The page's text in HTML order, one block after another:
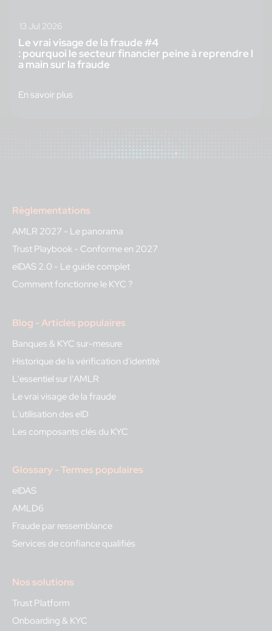
13 Jul 2026
Le vrai visage de la fraude #4
: pourquoi le secteur financier peine à reprendre l
a main sur la fraude
En savoir plus
Règlementations
AMLR 2027 - Le panorama
Trust Playbook - Conforme en 2027
eIDAS 2.0 - Le guide complet
Comment fonctionne le KYC ?
Blog - Articles populaires
Banques & KYC sur-mesure
Historique de la vérification d'identité
L'essentiel sur l'AMLR
Le vrai visage de la fraude
L'utilisation des eID
Les composants clés du KYC
Glossary - Termes populaires
eIDAS
AMLD6
Fraude par ressemblance
Services de confiance qualifiés
Nos solutions
Trust Platform
Onboarding & KYC